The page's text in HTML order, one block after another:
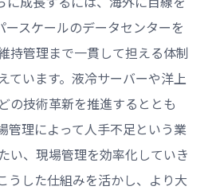
ースケールのデータセンターを
持管理まで一貫して担える体制
ています。液冷サーバーや洋上
の技術革新を推進するととも
管理によって人手不足という業
い、現場管理を効率化していき
うした仕組みを活かし、より大